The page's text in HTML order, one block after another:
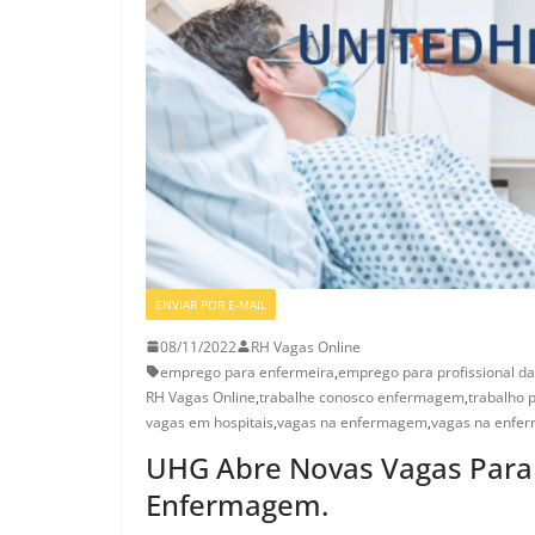
ENVIAR POR E-MAIL
08/11/2022
RH Vagas Online
emprego para enfermeira,emprego para profissional
RH Vagas Online,trabalhe conosco enfermagem,trabalho
vagas em hospitais,vagas na enfermagem,vagas na
UHG Abre Novas Vagas
Enfermagem.